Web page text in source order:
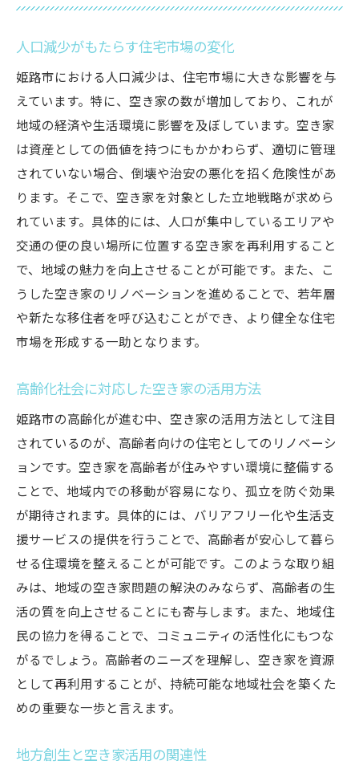
人口減少がもたらす住宅市場の変化
姫路市における人口減少は、住宅市場に大きな影響を与
えています。特に、空き家の数が増加しており、これが
地域の経済や生活環境に影響を及ぼしています。空き家
は資産としての価値を持つにもかかわらず、適切に管理
されていない場合、倒壊や治安の悪化を招く危険性があ
ります。そこで、空き家を対象とした立地戦略が求めら
れています。具体的には、人口が集中しているエリアや
交通の便の良い場所に位置する空き家を再利用すること
で、地域の魅力を向上させることが可能です。また、こ
うした空き家のリノベーションを進めることで、若年層
や新たな移住者を呼び込むことができ、より健全な住宅
市場を形成する一助となります。
高齢化社会に対応した空き家の活用方法
姫路市の高齢化が進む中、空き家の活用方法として注目
されているのが、高齢者向けの住宅としてのリノベーシ
ョンです。空き家を高齢者が住みやすい環境に整備する
ことで、地域内での移動が容易になり、孤立を防ぐ効果
が期待されます。具体的には、バリアフリー化や生活支
援サービスの提供を行うことで、高齢者が安心して暮ら
せる住環境を整えることが可能です。このような取り組
みは、地域の空き家問題の解決のみならず、高齢者の生
活の質を向上させることにも寄与します。また、地域住
民の協力を得ることで、コミュニティの活性化にもつな
がるでしょう。高齢者のニーズを理解し、空き家を資源
として再利用することが、持続可能な地域社会を築くた
めの重要な一歩と言えます。
地方創生と空き家活用の関連性